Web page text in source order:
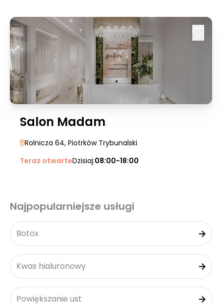
Salon Madam
Rolnicza 64, Piotrków Trybunalski
Teraz otwarteDzisiaj:08:00-18:00
Najpopularniejsze usługi
Botox
Kwas hialuronowy
Powiększanie ust